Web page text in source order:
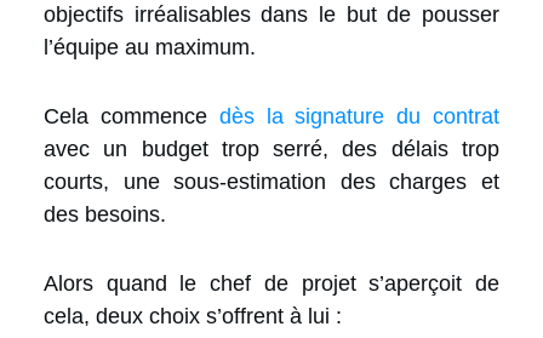
objectifs irréalisables dans le but de pousser
l’équipe au maximum.
Cela commence dès la signature du contrat
avec un budget trop serré, des délais trop
courts, une sous-estimation des charges et
des besoins.
Alors quand le chef de projet s’aperçoit de
cela, deux choix s’offrent à lui :